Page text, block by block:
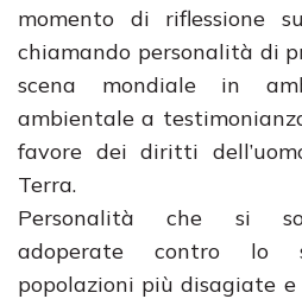
momento di riflessione
chiamando personalità di
scena mondiale in
ambientale a
favore dei diritti
Terra.
Personalità che si
adoperate contro lo
popolazioni più disagiate